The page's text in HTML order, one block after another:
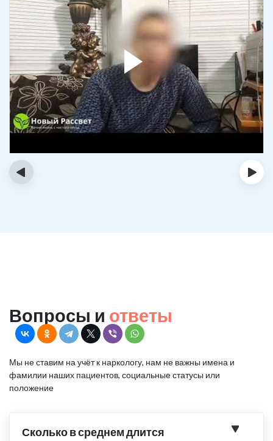
‹ ›
Вопросы и ответы
Мы не ставим на учёт к наркологу, нам не важны имена и
фамилии наших пациентов, социальные статусы или
положение
Сколько в среднем длится